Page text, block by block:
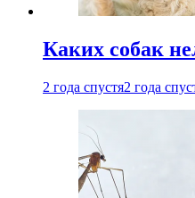
Каких собак
2 года спустя2 года